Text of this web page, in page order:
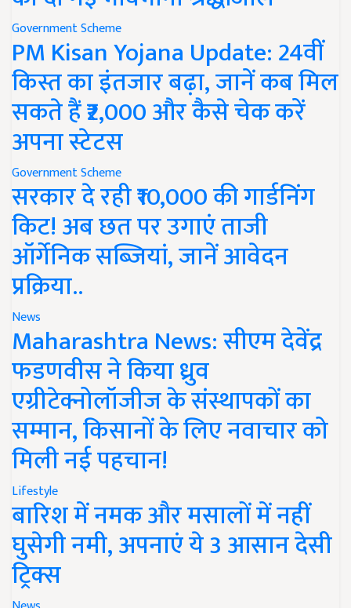
Government Scheme
PM Kisan Yojana Update: 24वीं
किस्त का इंतजार बढ़ा, जानें कब मिल
सकते हैं ₹2,000 और कैसे चेक करें
अपना स्टेटस
Government Scheme
सरकार दे रही ₹10,000 की गार्डनिंग
किट! अब छत पर उगाएं ताजी
ऑर्गेनिक सब्जियां, जानें आवेदन
प्रक्रिया..
News
Maharashtra News: सीएम देवेंद्र
फडणवीस ने किया ध्रुव
एग्रीटेक्नोलॉजीज के संस्थापकों का
सम्मान, किसानों के लिए नवाचार को
मिली नई पहचान!
Lifestyle
बारिश में नमक और मसालों में नहीं
घुसेगी नमी, अपनाएं ये 3 आसान देसी
ट्रिक्स